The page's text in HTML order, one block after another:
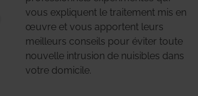
vous expliquent le traitement mis en
œuvre et vous apportent leurs
meilleurs conseils pour éviter toute
nouvelle intrusion de nuisibles dans
votre domicile.